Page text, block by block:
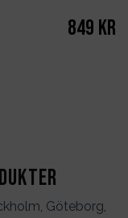
849 kr
, Göteborg,